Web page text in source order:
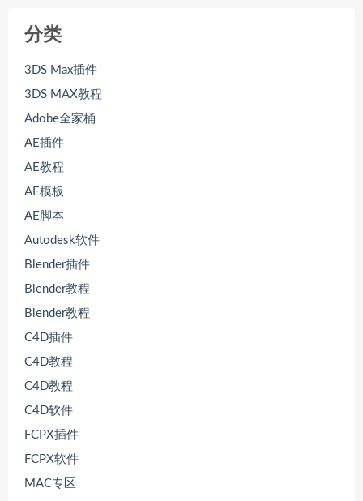
分类
3DS Max插件
3DS MAX教程
Adobe全家桶
AE插件
AE教程
AE模板
AE脚本
Autodesk软件
Blender插件
Blender教程
Blender教程
C4D插件
C4D教程
C4D教程
C4D软件
FCPX插件
FCPX软件
MAC专区